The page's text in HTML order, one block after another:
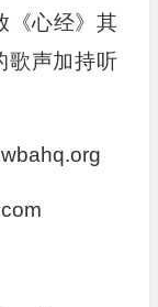
《心经》其
歌声加持听